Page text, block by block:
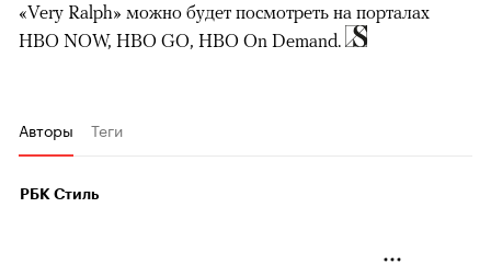
«Very Ralph» можно будет посмотреть на порталах
HBO NOW, HBO GO, HBO On Demand.
Авторы Теги
РБК Стиль